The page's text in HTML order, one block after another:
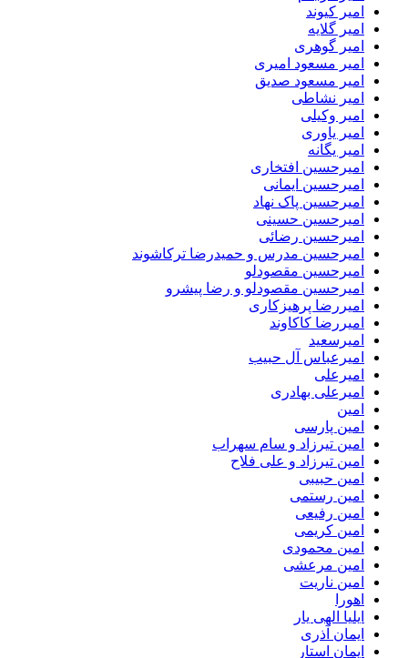
امیر کیوند
امیر گلایه
امیر گوهری
امیر مسعود امیری
امیر مسعود صدیق
امیر نشاطی
امیر وکیلی
امیر یاوری
امیر یگانه
امیرحسین افتخاری
امیرحسین ایمانی
امیرحسین پاک نهاد
امیرحسین حسینی
امیرحسین رضائی
امیرحسین مدرس و حمیدرضا ترکاشوند
امیرحسین مقصودلو
امیرحسین مقصودلو و رضا پیشرو
امیررضا پرهیزکاری
امیررضا کاکاوند
امیرسعید
امیرعباس آل حبیب
امیرعلی
امیرعلی بهادری
امین
امین پارسی
امین تیرزاد و سام سهراب
امین تیرزاد و علی فلاح
امین حبیبی
امین رستمی
امین رفیعی
امین کریمی
امین محمودی
امین مرعشی
امین ناریت
اهورا
ایلیا الهی یار
ایمان آذری
ایمان استار